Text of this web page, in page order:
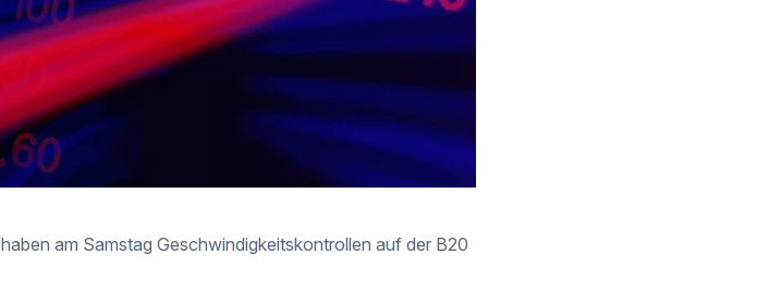
haben am Samstag Geschwindigkeitskontrollen auf der B20